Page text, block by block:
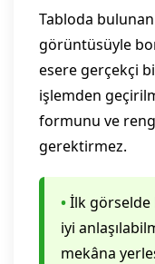
Tabloda bulunan
görüntüsüyle
esere gerçekçi
işlemden
formunu ve
gerektirmez.
•İlk
iyi
mekâna